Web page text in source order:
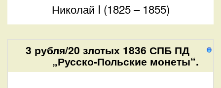
Николай I (1825 – 1855)
3 рубля/20 злотых 1836 СПБ ПД
„Русско-Польские монеты“.